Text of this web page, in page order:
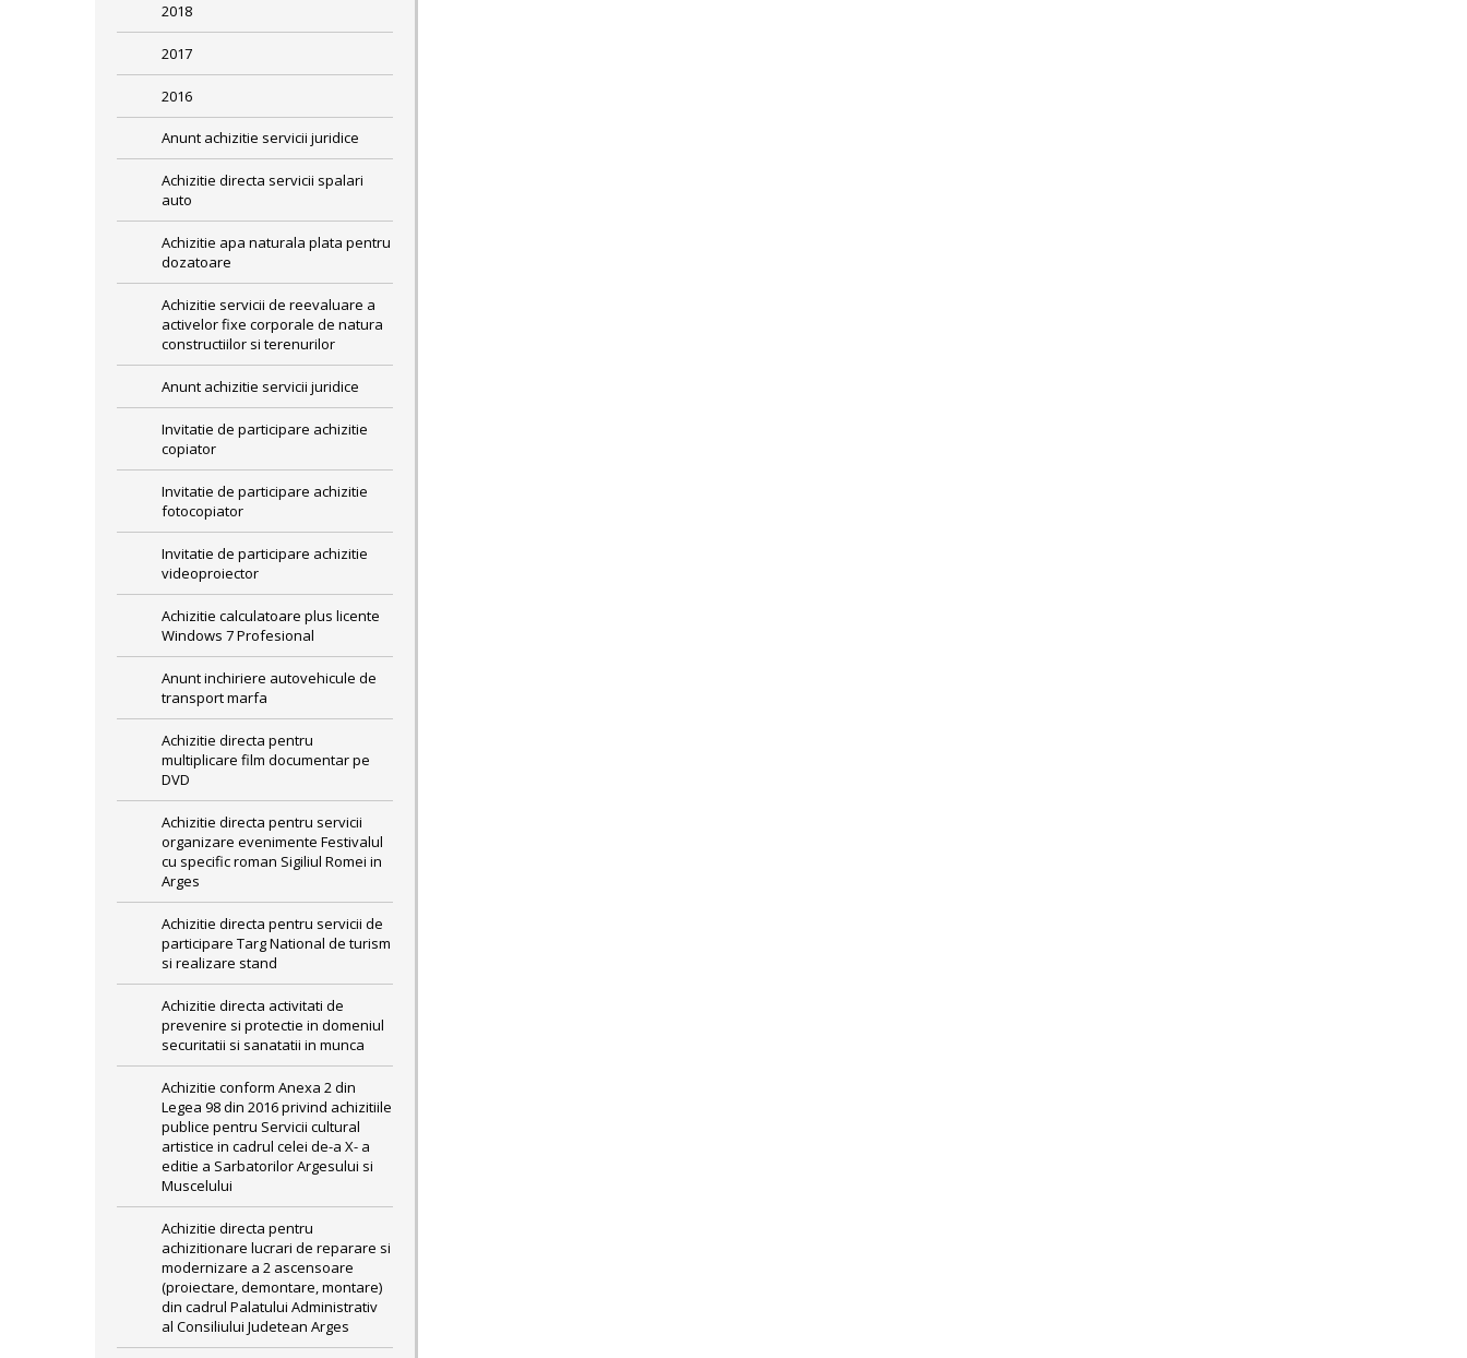
2018
2017
2016
Anunt achizitie servicii juridice
Achizitie directa servicii spalari
auto
Achizitie apa naturala plata pentru
dozatoare
Achizitie servicii de reevaluare a
activelor fixe corporale de natura
constructiilor si terenurilor
Anunt achizitie servicii juridice
Invitatie de participare achizitie
copiator
Invitatie de participare achizitie
fotocopiator
Invitatie de participare achizitie
videoproiector
Achizitie calculatoare plus licente
Windows 7 Profesional
Anunt inchiriere autovehicule de
transport marfa
Achizitie directa pentru
multiplicare film documentar pe
DVD
Achizitie directa pentru servicii
organizare evenimente Festivalul
cu specific roman Sigiliul Romei in
Arges
Achizitie directa pentru servicii de
participare Targ National de turism
si realizare stand
Achizitie directa activitati de
prevenire si protectie in domeniul
securitatii si sanatatii in munca
Achizitie conform Anexa 2 din
Legea 98 din 2016 privind achizitiile
publice pentru Servicii cultural
artistice in cadrul celei de-a X- a
editie a Sarbatorilor Argesului si
Muscelului
Achizitie directa pentru
achizitionare lucrari de reparare si
modernizare a 2 ascensoare
(proiectare, demontare, montare)
din cadrul Palatului Administrativ
al Consiliului Judetean Arges